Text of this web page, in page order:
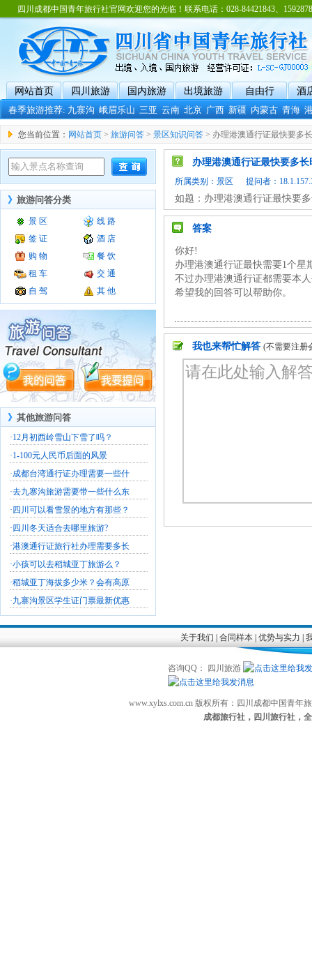
四川成都中国青年旅行社官网欢迎您的光临！联系电话：028-84421843、
网站首页 四川旅游 国内旅游 出境旅游 自由行
酒
春季旅游推荐:九寨沟 峨眉乐山 三亚 云南 北京 广西 新疆 内蒙古 青海
您当前位置： 网站首页 > 旅游问答 > 景区知识问答 > 办理港澳通行证最快要多
》 旅游问答分类
景 区
线 路
签 证
酒 店
购 物
餐 饮
租 车
交 通
自 驾
其 他
》 其他旅游问答
·12月初西岭雪山下雪了吗？
·1-100元人民币后面的风景
·成都台湾通行证办理需要一些什
·去九寨沟旅游需要带一些什么东
· 四川可以看雪景的地方有那些？
· 四川冬天适合去哪里旅游?
·港澳通行证旅行社办理需要多长
·小孩可以去稻城亚丁旅游么？
·稻城亚丁海拔多少米？会有高原
·九寨沟景区学生证门票最新优惠
办理港澳通行证最快要多长
所属类别： 景区 提问者：
如题：办理港澳通行证最快要
答案
你好!
办理港澳通行证最快需要1个星
不过办理港澳通行证都需要本
希望我的回答可以帮助你。
我也来帮忙解答 (不需要注册
关于我们 合同样本| 优势与实力
咨询QQ： 四川旅游
www.xylxs.com.cn 版权所有：四川成都中国青
成都旅行社，四川旅行社，